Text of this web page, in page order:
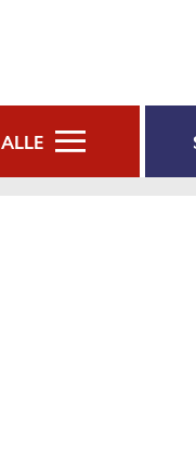
ALLE